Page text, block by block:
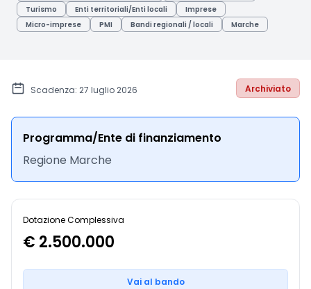
Turismo
Enti territoriali/Enti locali
Imprese
Micro-imprese
PMI Bandi regionali / locali Marche
Scadenza: 27 luglio 2026 Archiviato
Programma/Ente di finanziamento
Regione Marche
Dotazione Complessiva
€ 2.500.000
Vai al bando